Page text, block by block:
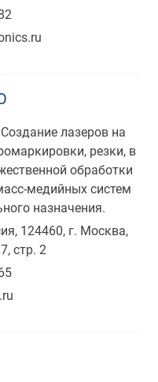
Создание лазеров на
резки, в
обработки
медийных систем
назначения.
124460, г. Москва,
стр. 2